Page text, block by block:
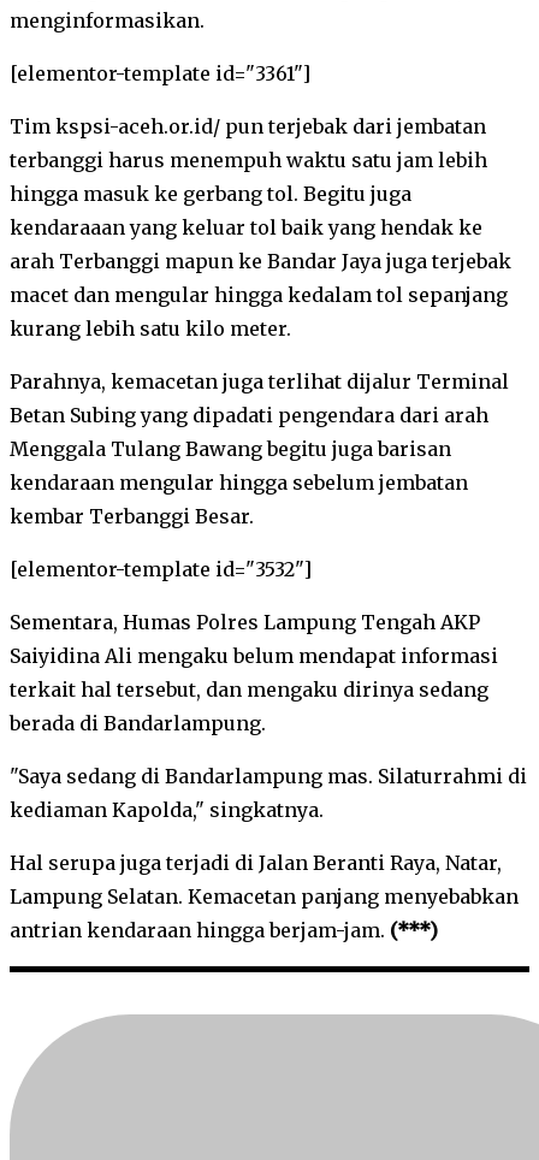
menginformasikan.
[elementor-template id="3361"]
Tim kspsi-aceh.or.id/ pun terjebak dari jembatan
terbanggi harus menempuh waktu satu jam lebih
hingga masuk ke gerbang tol. Begitu juga
kendaraaan yang keluar tol baik yang hendak ke
arah Terbanggi mapun ke Bandar Jaya juga terjebak
macet dan mengular hingga kedalam tol sepanjang
kurang lebih satu kilo meter.
Parahnya, kemacetan juga terlihat dijalur Terminal
Betan Subing yang dipadati pengendara dari arah
Menggala Tulang Bawang begitu juga barisan
kendaraan mengular hingga sebelum jembatan
kembar Terbanggi Besar.
[elementor-template id="3532"]
Sementara, Humas Polres Lampung Tengah AKP
Saiyidina Ali mengaku belum mendapat informasi
terkait hal tersebut, dan mengaku dirinya sedang
berada di Bandarlampung.
"Saya sedang di Bandarlampung mas. Silaturrahmi di
kediaman Kapolda," singkatnya.
Hal serupa juga terjadi di Jalan Beranti Raya, Natar,
Lampung Selatan. Kemacetan panjang menyebabkan
antrian kendaraan hingga berjam-jam. (***)